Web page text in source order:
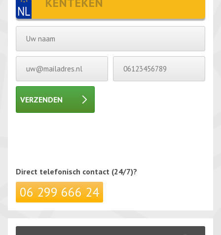
VERZENDEN
Direct telefonisch contact (24/7)?
06 299 666 24